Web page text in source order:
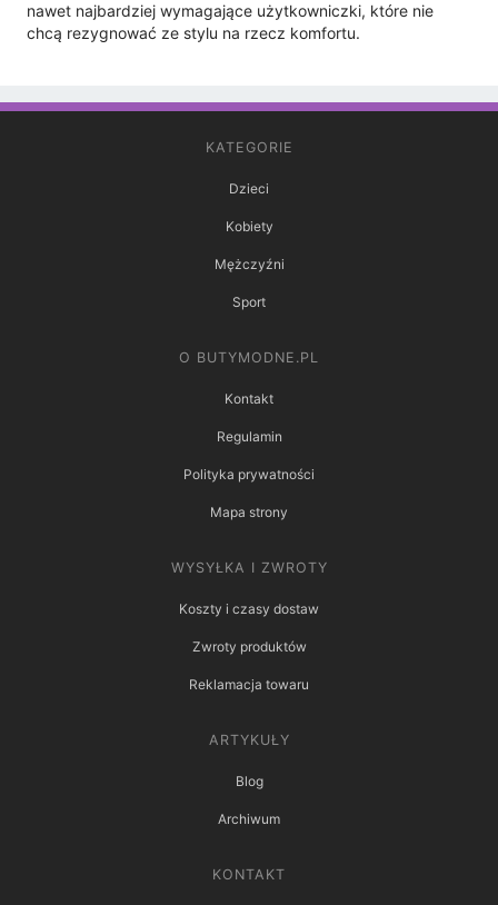
nawet najbardziej wymagające użytkowniczki, które nie
chcą rezygnować ze stylu na rzecz komfortu.
KATEGORIE
Dzieci
Kobiety
Mężczyźni
Sport
O BUTYMODNE.PL
Kontakt
Regulamin
Polityka prywatności
Mapa strony
WYSYŁKA I ZWROTY
Koszty i czasy dostaw
Zwroty produktów
Reklamacja towaru
ARTYKUŁY
Blog
Archiwum
KONTAKT